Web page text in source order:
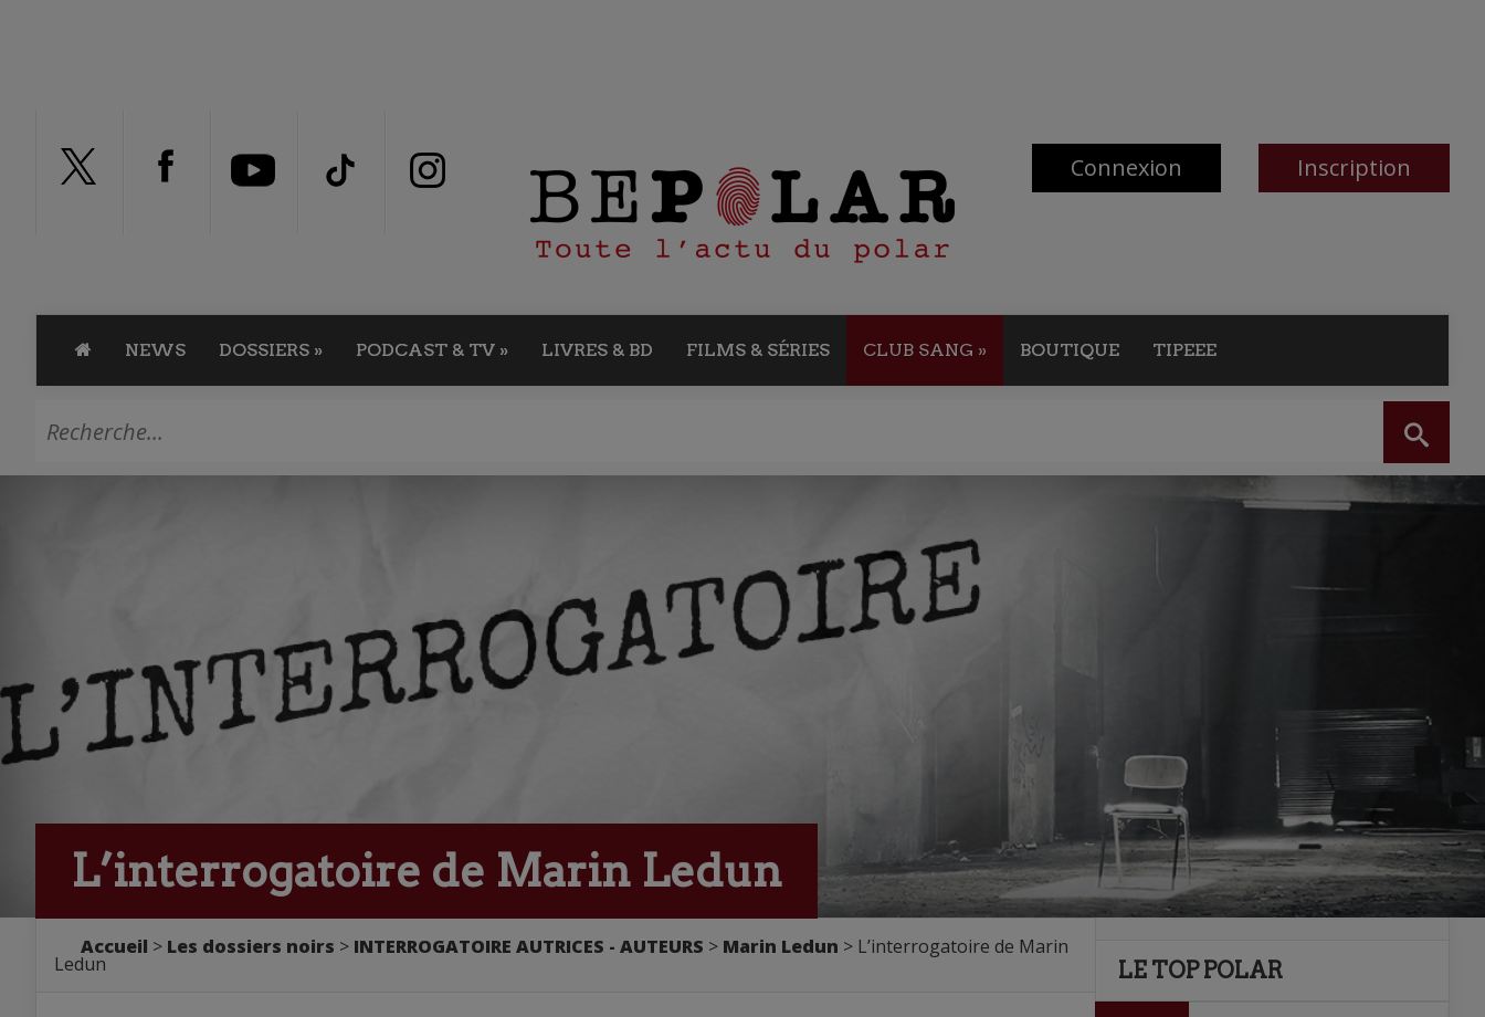
Connexion Inscription
NEWS DOSSIERS » PODCAST & TV » LIVRES & BD FILMS & SÉRIES CLUB SANG » BOUTIQUE TIPEEE
L’interrogatoire de Marin Ledun
Accueil > Les dossiers noirs > INTERROGATOIRE AUTRICES - AUTEURS > Marin Ledun > L’interrogatoire de Marin
Ledun LE TOP POLAR